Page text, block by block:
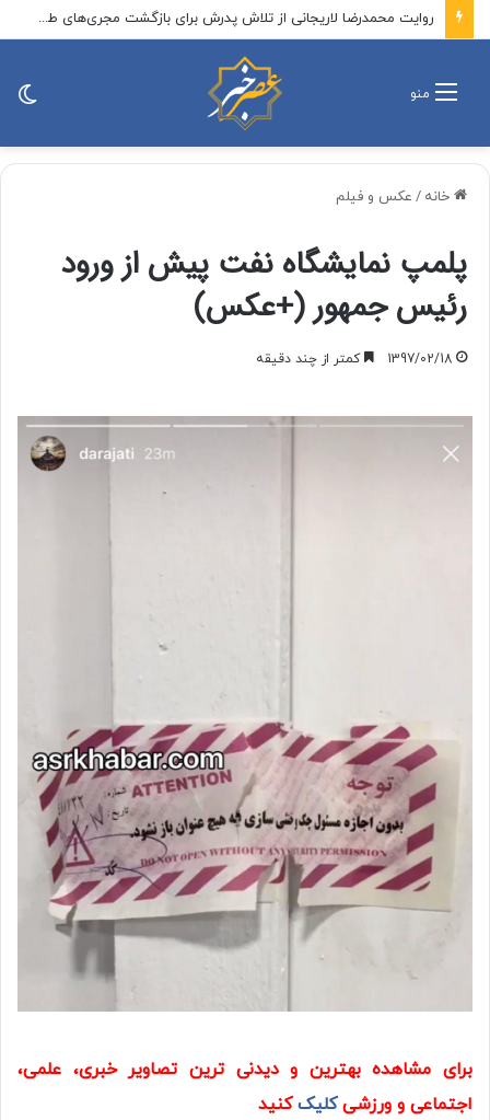
خبر مهم وزیر جهادکشاورزی درباره میزان ذخایر کالاهای اساسی/ مطمئن باشید جای هیچ نگرانی نیست
منو
خانه / عکس و فیلم
پلمپ نمایشگاه نفت پیش از ورود
رئیس جمهور (+عکس)
1397/02/18 کمتر از چند دقیقه
برای مشاهده بهترین و دیدنی ترین تصاویر خبری، علمی،
اجتماعی و ورزشیکلیککنید